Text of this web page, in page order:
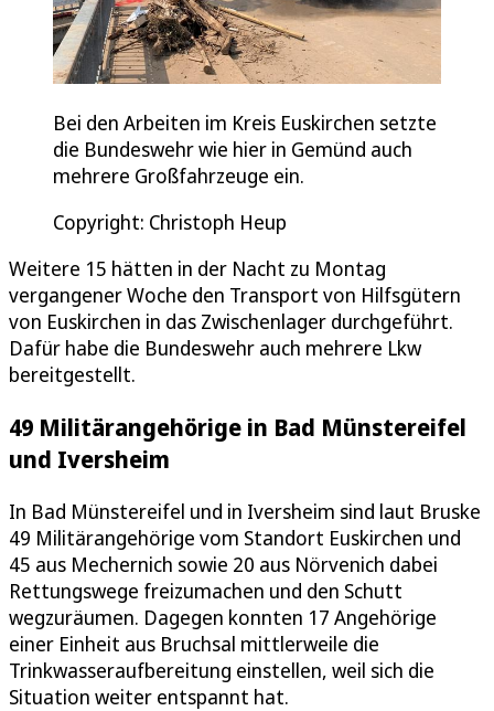
Bei den Arbeiten im Kreis Euskirchen setzte
die Bundeswehr wie hier in Gemünd auch
mehrere Großfahrzeuge ein.
Copyright: Christoph Heup
Weitere 15 hätten in der Nacht zu Montag
vergangener Woche den Transport von Hilfsgütern
von Euskirchen in das Zwischenlager durchgeführt.
Dafür habe die Bundeswehr auch mehrere Lkw
bereitgestellt.
49 Militärangehörige in Bad Münstereifel
und Iversheim
In Bad Münstereifel und in Iversheim sind laut Bruske
49 Militärangehörige vom Standort Euskirchen und
45 aus Mechernich sowie 20 aus Nörvenich dabei
Rettungswege freizumachen und den Schutt
wegzuräumen. Dagegen konnten 17 Angehörige
einer Einheit aus Bruchsal mittlerweile die
Trinkwasseraufbereitung einstellen, weil sich die
Situation weiter entspannt hat.